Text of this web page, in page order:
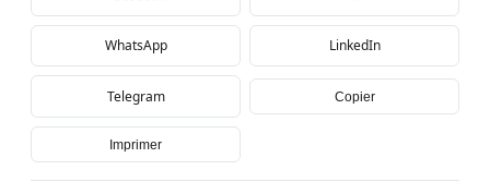
WhatsApp LinkedIn
Telegram Copier
Imprimer